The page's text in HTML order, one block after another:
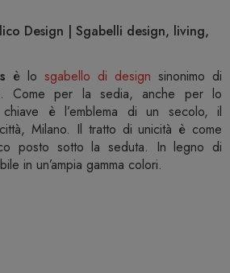
Design | Sgabelli design, living,
è lo sgabello di design sinonimo di
Come per la sedia, anche per lo
è l’emblema di un secolo, il
Milano. Il tratto di unicità è come
posto sotto la seduta. In legno di
in un’ampia gamma colori.